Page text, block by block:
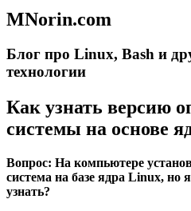
MNorin.com
Блог про Linux, Bash и
технологии
Как узнать версию
системы на основе
Вопрос: На компьютере
система на базе ядра Linux, но
узнать?